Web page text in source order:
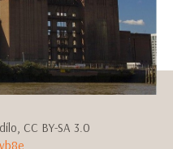
CC BY-SA 3.0